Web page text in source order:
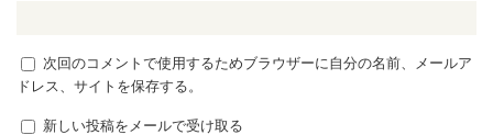
次回のコメントで使用するためブラウザーに自分の名前、メールア
ドレス、サイトを保存する。
新しい投稿をメールで受け取る